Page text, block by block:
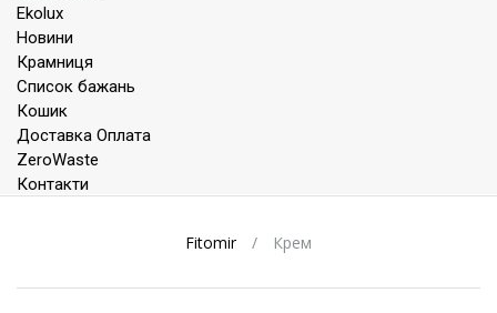
to
content
Ekolux
Новини
Крамниця
Список бажань
Кошик
Доставка Оплата
ZeroWaste
Контакти
Fitomir / Крем